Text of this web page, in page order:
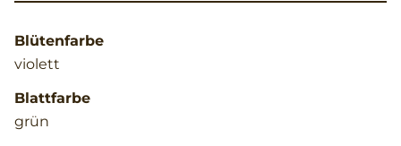
Blütenfarbe
violett
Blattfarbe
grün